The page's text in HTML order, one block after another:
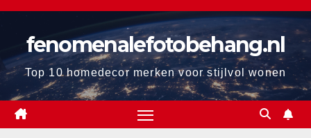
Ga
inhoud
fenomenalefotobehang.nl
Top 10 homedecor merken voor stijlvol wonen